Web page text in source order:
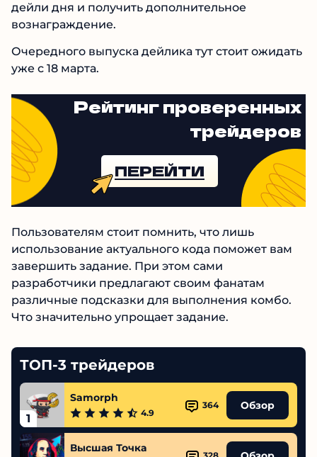
дейли дня и получить дополнительное
вознаграждение.
Очередного выпуска дейлика тут стоит ожидать
уже с 18 марта.
Рейтинг проверенных
трейдеров
ПЕРЕЙТИ
Пользователям стоит помнить, что лишь
использование актуального кода поможет вам
завершить задание. При этом сами
разработчики предлагают своим фанатам
различные подсказки для выполнения комбо.
Что значительно упрощает задание.
ТОП-3 трейдеров
1
Samorph
4.9
364 Обзор
Высшая Точка